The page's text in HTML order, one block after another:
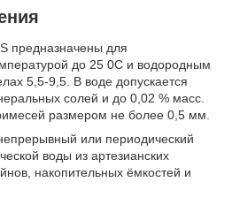
предназначены для
до 25 0С и водородным
5,5-9,5. В воде допускается
солей и до 0,02 % масс.
размером не более 0,5 мм.
или периодический
воды из артезианских
накопительных ёмкостей и